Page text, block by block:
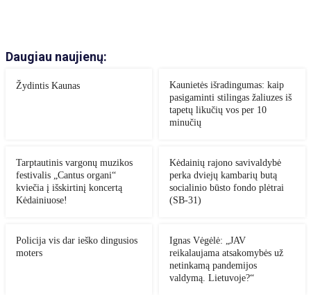
Daugiau naujienų:
Žydintis Kaunas
Kaunietės išradingumas: kaip
pasigaminti stilingas žaliuzes iš
tapetų likučių vos per 10
minučių
Tarptautinis vargonų muzikos
festivalis „Cantus organi“
kviečia į išskirtinį koncertą
Kėdainiuose!
Kėdainių rajono savivaldybė
perka dviejų kambarių butą
socialinio būsto fondo plėtrai
(SB-31)
Policija vis dar ieško dingusios
moters
Ignas Vėgėlė: „JAV
reikalaujama atsakomybės už
netinkamą pandemijos
valdymą. Lietuvoje?“